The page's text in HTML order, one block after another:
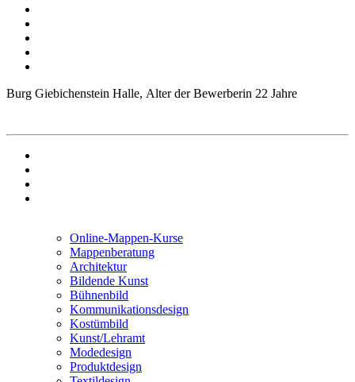
Burg Giebichenstein Halle, Alter der Bewerberin 22 Jahre
Online-Mappen-Kurse
Mappenberatung
Architektur
Bildende Kunst
Bühnenbild
Kommunikationsdesign
Kostümbild
Kunst/Lehramt
Modedesign
Produktdesign